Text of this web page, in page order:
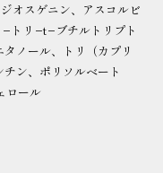
オスゲニン、アスコルビ
トリ−t−ブチルトリプト
ノール、トリ（カプリ
ン、ポリソルベート
ロール